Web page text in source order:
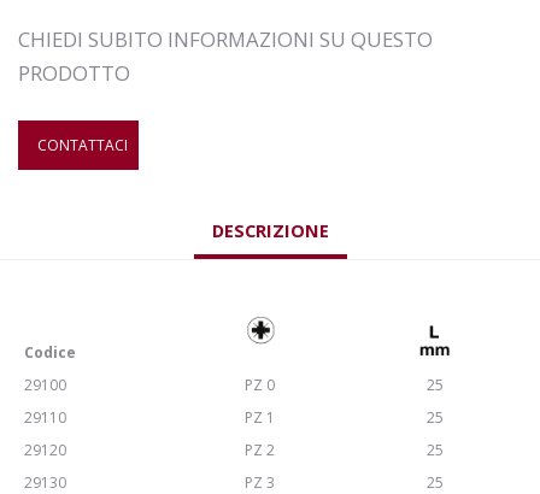
CHIEDI SUBITO INFORMAZIONI SU QUESTO
PRODOTTO
CONTATTACI
DESCRIZIONE
Codice
29100
PZ 0
25
29110
PZ 1
25
29120
PZ 2
25
29130
PZ 3 25